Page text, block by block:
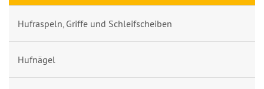
Hufraspeln, Griffe und Schleifscheiben
Hufnägel